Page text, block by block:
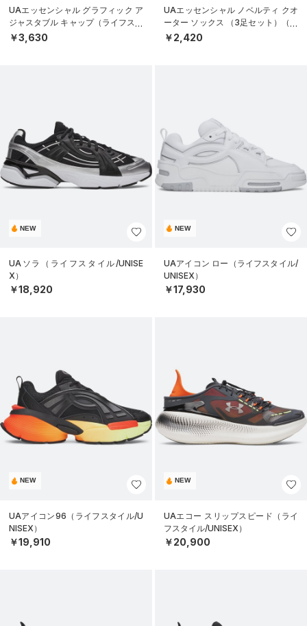
UAエッセンシャル グラフィック ア
ジャスタブル キャップ（ライフスタ
イル/UNISEX）
￥3,630
UAエッセンシャル ノベルティ クオ
ーター ソックス （3足セット）（ラ
イフスタイル/UNISEX）
￥2,420
NEW
UAソラ（ライフスタイル/UNISE
X）
￥18,920
NEW
UAアイコン ロー（ライフスタイル/
UNISEX）
￥17,930
NEW
UAアイコン96（ライフスタイル/U
NISEX）
￥19,910
NEW
UAエコー スリップスピード（ライ
フスタイル/UNISEX）
￥20,900